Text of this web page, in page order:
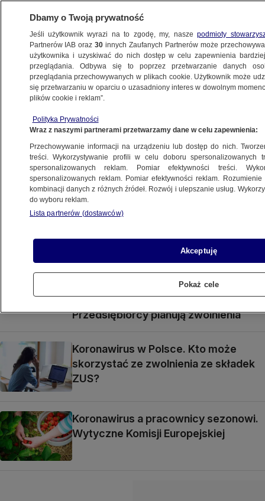
BIZNES
Z KRAJU
Koronawirus a gospodarka. Polski PMI
w marcu 2020
Koronawirus w Polsce. Urząd
ds. Cudzoziemców: weszły w życie
specjalne rozwiązania związane
z epidemią
ostrzega przed oszustami
Koronawirus a bezrobocie w Polsce.
Przedsiębiorcy planują zwolnienia
Koronawirus w Polsce. Kto może
skorzystać ze zwolnienia ze składek
ZUS?
Koronawirus a pracownicy sezonowi.
Wytyczne Komisji Europejskiej
Dbamy o Twoją prywatność
Jeśli użytkownik wyrazi na to zgodę, my, naszepodmioty
Partnerów IAB oraz30 innych Zaufanych Partnerów może
użytkownika i uzyskiwać do nich dostęp w celu zapewnienia
przeglądania. Odbywa się to poprzez przetwarzanie danych
przeglądania przechowywanych w plikach cookie. Użytkownik może
się przetwarzaniu w oparciu o uzasadniony interes w dowolnym
plików cookie i reklam”.
Polityka Prywatności
Wraz z naszymi partnerami przetwarzamy dane w celu zapewnienia:
Przechowywanie informacji na urządzeniu lub dostęp do nich.
treści. Wykorzystywanie profili w celu doboru spersonalizowanych
spersonalizowanych reklam. Pomiar efektywności treści.
spersonalizowanych reklam. Pomiar efektywności reklam.
kombinacji danych z różnych źródeł. Rozwój i ulepszanie usług.
do wyboru reklam.
Lista partnerów (dostawców)
Akceptuję
Pokaż cele